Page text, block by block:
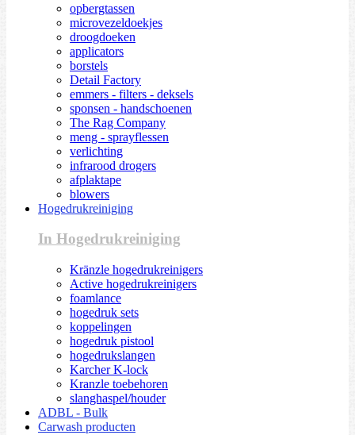
opbergtassen
microvezeldoekjes
droogdoeken
applicators
borstels
Detail Factory
emmers - filters - deksels
sponsen - handschoenen
The Rag Company
meng - sprayflessen
verlichting
infrarood drogers
afplaktape
blowers
Hogedrukreiniging
In Hogedrukreiniging
Kränzle hogedrukreinigers
Active hogedrukreinigers
foamlance
hogedruk sets
koppelingen
hogedruk pistool
hogedrukslangen
Karcher K-lock
Kranzle toebehoren
slanghaspel/houder
ADBL - Bulk
Carwash producten